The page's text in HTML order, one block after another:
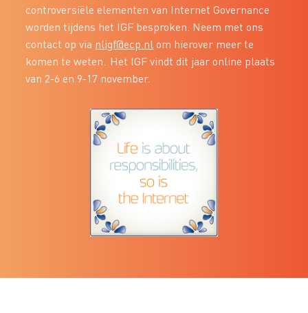
controversiële elementen van Internet Governance
worden tijdens het IGF besproken. Neem met ons
contact op via nligf@ecp.nl om hierover meer te
komen te weten. Het IGF vindt dit jaar online plaats
van 2-6 en 9-17 november.